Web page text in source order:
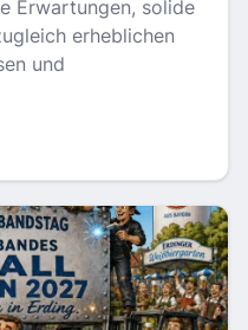
Erwartungen, solide
erheblichen
und